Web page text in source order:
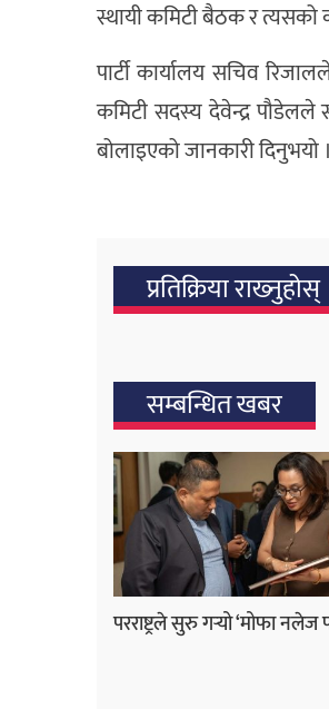
स्थायी कमिटी बैठक र त्यसको
पार्टी कार्यालय सचिव
कमिटी सदस्य देवेन्द्र पौडेलले
बोलाइएको जानकारी दिनुभयो ।
प्रतिक्रिया राख्‍नुहोस्
सम्बन्धित खबर
परराष्ट्रले सुरु गर्‍यो ‘मोफा नलेज